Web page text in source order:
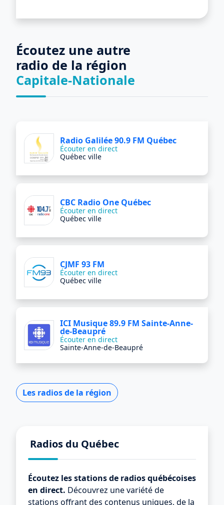
Écoutez une autre
radio de la région
Capitale-Nationale
Radio Galilée 90.9 FM Québec
Écouter en direct
Québec ville
CBC Radio One Québec
Écouter en direct
Québec ville
CJMF 93 FM
Écouter en direct
Québec ville
ICI Musique 89.9 FM Sainte-Anne-
de-Beaupré
Écouter en direct
Sainte-Anne-de-Beaupré
Les radios de la région
Radios du Québec
Écoutez les stations de radios québécoises
en direct. Découvrez une variété de
stations offrant des contenus uniques, de la